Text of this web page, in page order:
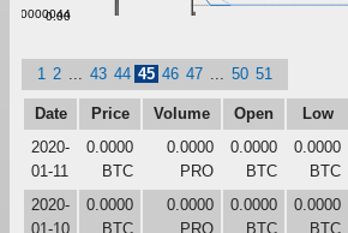
0.0000044
0.00
1 2 43 44 45 46 47 50 51
Date Price Volume Open Low
2020-
01-11
0.0000
BTC
0.0000
PRO
0.0000
BTC
0.0000
BTC
2020-
01-10
0.0000
BTC
0.0000
PRO
0.0000
BTC
0.0000
BTC